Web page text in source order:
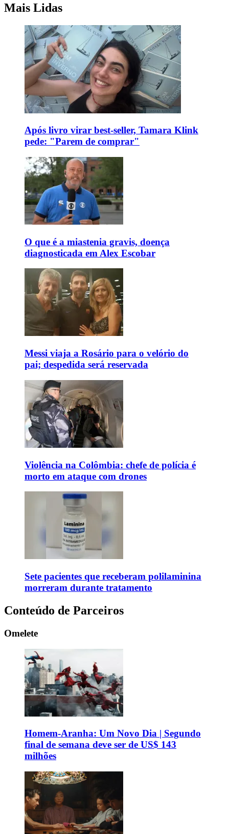
Mais Lidas
Após livro virar best-seller, Tamara Klink
pede: "Parem de comprar"
O que é a miastenia gravis, doença
diagnosticada em Alex Escobar
Messi viaja a Rosário para o velório do
pai; despedida será reservada
Violência na Colômbia: chefe de polícia é
morto em ataque com drones
Sete pacientes que receberam polilaminina
morreram durante tratamento
Conteúdo de Parceiros
Omelete
Homem-Aranha: Um Novo Dia | Segundo
final de semana deve ser de US$ 143
milhões